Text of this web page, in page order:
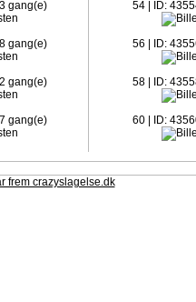
gang(e) 54 | ID:
gang(e) 56 | ID:
gang(e) 58 | ID:
gang(e) 60 | ID:
frem crazyslagelse.dk